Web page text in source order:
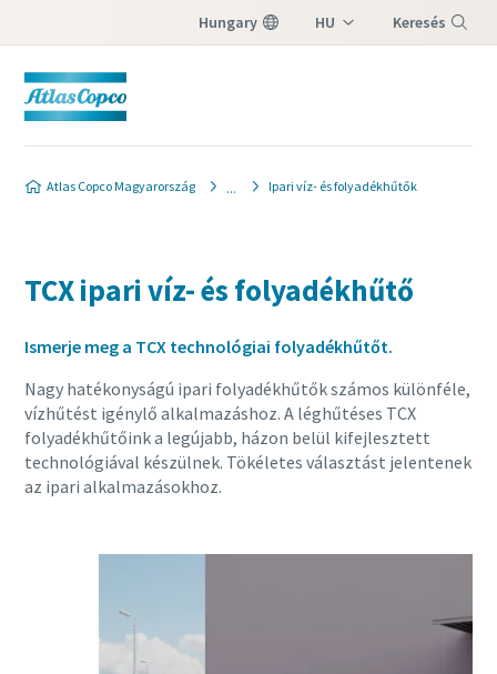
Hungary HU Keresés
Atlas Copco Magyarország Ipari víz- és folyadékhűtők
TCX ipari víz- és folyadékhűtő
Ismerje meg a TCX technológiai folyadékhűtőt.
Nagy hatékonyságú ipari folyadékhűtők számos különféle,
vízhűtést igénylő alkalmazáshoz. A léghűtéses TCX
folyadékhűtőink a legújabb, házon belül kifejlesztett
technológiával készülnek. Tökéletes választást jelentenek
az ipari alkalmazásokhoz.